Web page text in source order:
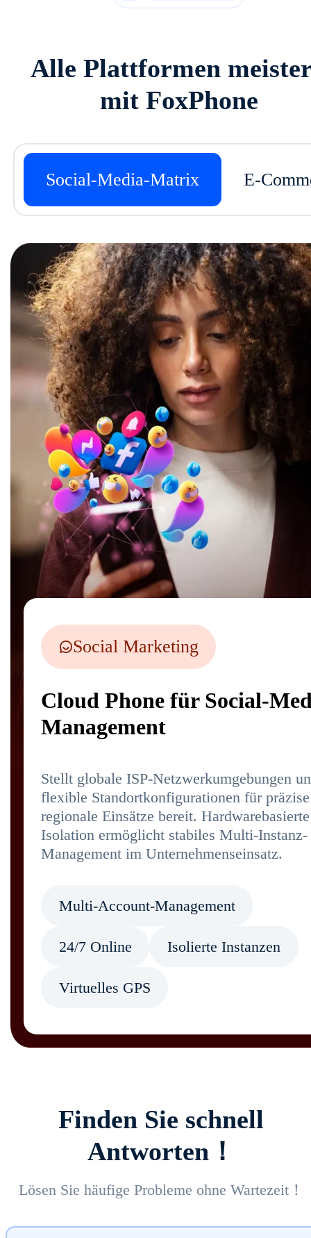
Alle Plattformen
mit FoxPhone
Social-Media-Matrix E-
Social Marketing
Cloud Phone für Social-
Management
Stellt globale ISP-Netzwerkumgebungen
flexible Standortkonfigurationen für präzise
regionale Einsätze bereit. Hardwarebasierte
Isolation ermöglicht stabiles Multi-Instanz-
Management im Unternehmenseinsatz.
Multi-Account-Management
24/7 Online Isolierte Instanzen
Virtuelles GPS
Finden Sie schnell
Antworten！
Lösen Sie häufige Probleme ohne Wartezeit！